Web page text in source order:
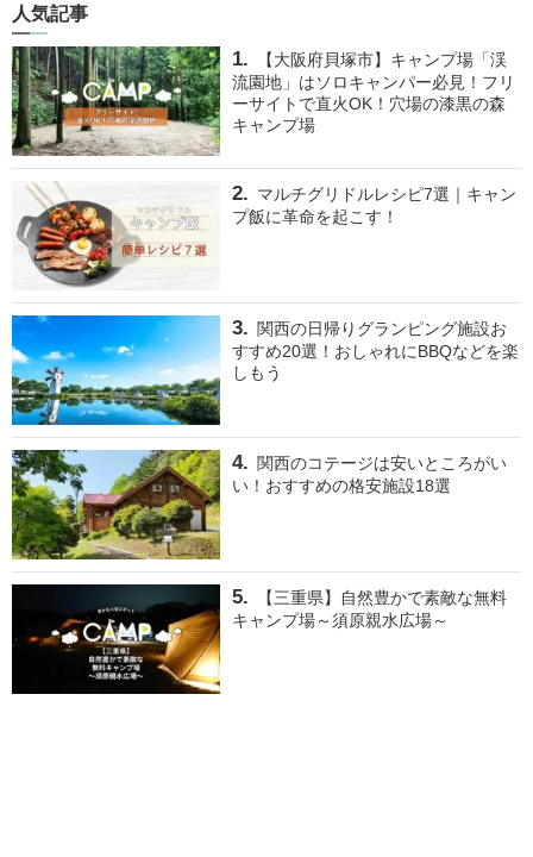
人気記事
【大阪府貝塚市】キャンプ場「渓
流園地」はソロキャンパー必見！フリ
ーサイトで直火OK！穴場の漆黒の森
キャンプ場
マルチグリドルレシピ7選｜キャン
プ飯に革命を起こす！
関西の日帰りグランピング施設お
すすめ20選！おしゃれにBBQなどを楽
しもう
関西のコテージは安いところがい
い！おすすめの格安施設18選
【三重県】自然豊かで素敵な無料
キャンプ場～須原親水広場～